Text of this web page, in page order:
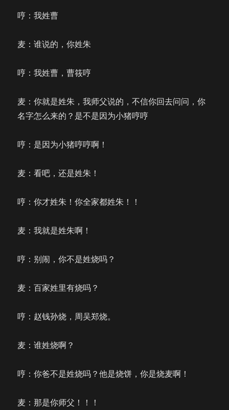
哼：我姓曹
麦：谁说的，你姓朱
哼：我姓曹，曹筱哼
麦：你就是姓朱，我师父说的，不信你回去问问，你
名字怎么来的？是不是因为小猪哼哼
哼：是因为小猪哼哼啊！
麦：看吧，还是姓朱！
哼：你才姓朱！你全家都姓朱！！
麦：我就是姓朱啊！
哼：别闹，你不是姓烧吗？
麦：百家姓里有烧吗？
哼：赵钱孙烧，周吴郑烧。
麦：谁姓烧啊？
哼：你爸不是姓烧吗？他是烧饼，你是烧麦啊！
麦：那是你师父！！！